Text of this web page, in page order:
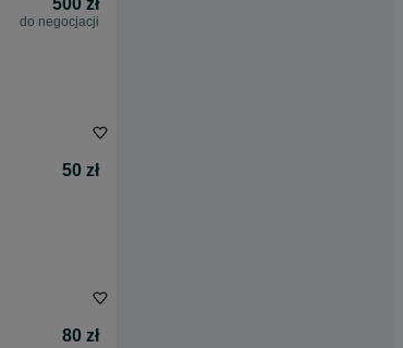
500 zł
do negocjacji
50 zł
80 zł